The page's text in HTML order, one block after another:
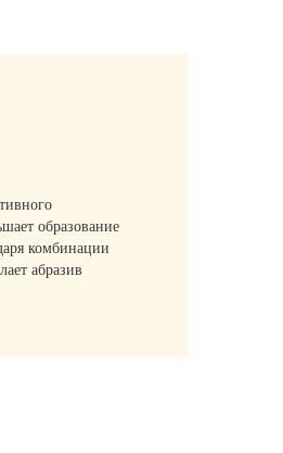
образование
комбинации
абразив